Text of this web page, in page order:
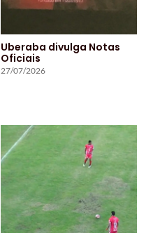
Uberaba divulga Notas
Oficiais
27/07/2026